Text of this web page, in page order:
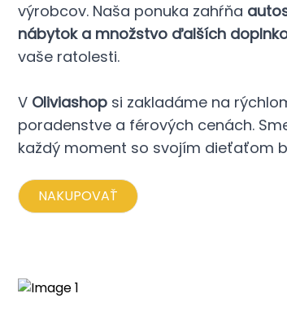
výrobcov. Naša ponuka zahŕňa
nábytok a množstvo ďalších
vaše ratolesti.
V Oliviashop si zakladáme na
poradenstve a férových cenách.
každý moment so svojím dieťaťom
NAKUPOVAŤ